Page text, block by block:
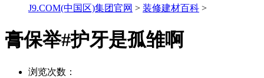
J9.COM(中国区)集团官网 > 装修建材百科 >
膏保举#护牙是孤雏啊
浏览次数：